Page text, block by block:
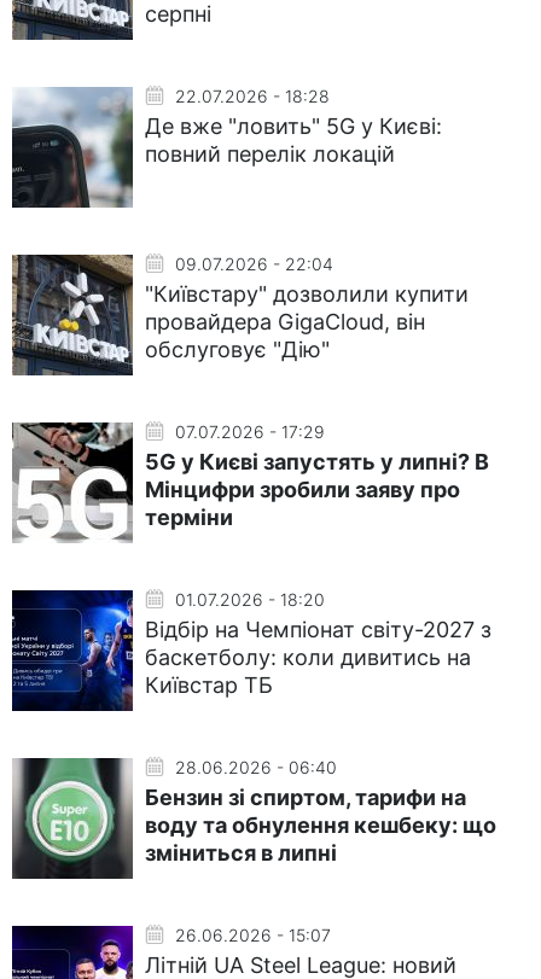
серпні
22.07.2026 - 18:28
Де вже "ловить" 5G у Києві:
повний перелік локацій
09.07.2026 - 22:04
"Київстару" дозволили купити
провайдера GigaCloud, він
обслуговує "Дію"
07.07.2026 - 17:29
5G у Києві запустять у липні? В
Мінцифри зробили заяву про
терміни
01.07.2026 - 18:20
Відбір на Чемпіонат світу-2027 з
баскетболу: коли дивитись на
Київстар ТБ
28.06.2026 - 06:40
Бензин зі спиртом, тарифи на
воду та обнулення кешбеку: що
зміниться в липні
26.06.2026 - 15:07
Літній UA Steel League: новий